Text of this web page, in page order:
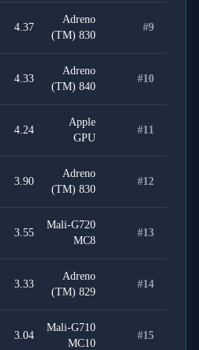
#9
Adreno
(TM) 830
4.37
#10
Adreno
(TM) 840
4.33
#11
Apple
GPU
4.24
#12
Adreno
(TM) 830
3.90
#13
Mali-G720
MC8
3.55
#14
Adreno
(TM) 829
3.33
#15
Mali-G710
MC10
3.04